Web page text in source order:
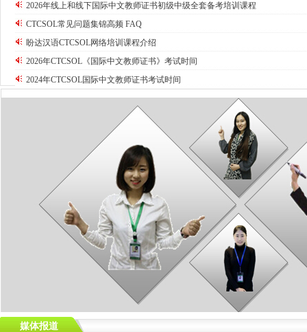
2026年线上和线下国际中文教师证书初级中级全套备考培训课程
CTCSOL常见问题集锦高频 FAQ
盼达汉语CTCSOL网络培训课程介绍
2026年CTCSOL《国际中文教师证书》考试时间
2024年CTCSOL国际中文教师证书考试时间
媒体报道